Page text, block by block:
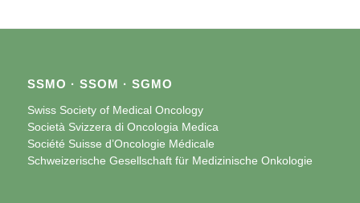
SSMO · SSOM · SGMO
Swiss Society of Medical Oncology
Società Svizzera di Oncologia Medica
Société Suisse d’Oncologie Médicale
Schweizerische Gesellschaft für Medizinische Onkologie